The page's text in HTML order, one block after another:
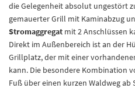
die Gelegenheit absolut ungestört
gemauerter Grill mit Kaminabzug
Stromaggregat mit 2 Anschlüssen
Direkt im Außenbereich ist an der
Grillplatz, der mit einer
kann. Die besondere Kombination
Fuß über einen kurzen Waldweg